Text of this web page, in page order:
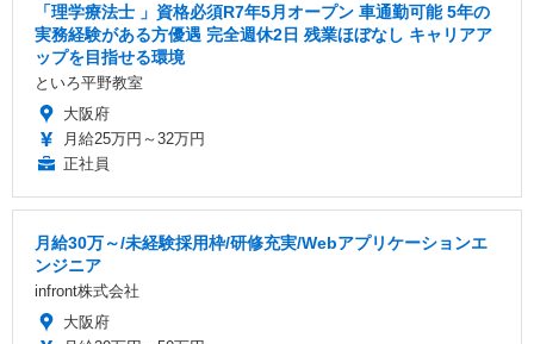
「理学療法士 」資格必須R7年5月オープン 車通勤可能 5年の
実務経験がある方優遇 完全週休2日 残業ほぼなし キャリアア
ップを目指せる環境
といろ平野教室
大阪府
月給25万円～32万円
正社員
月給30万～/未経験採用枠/研修充実/Webアプリケーションエ
ンジニア
infront株式会社
大阪府